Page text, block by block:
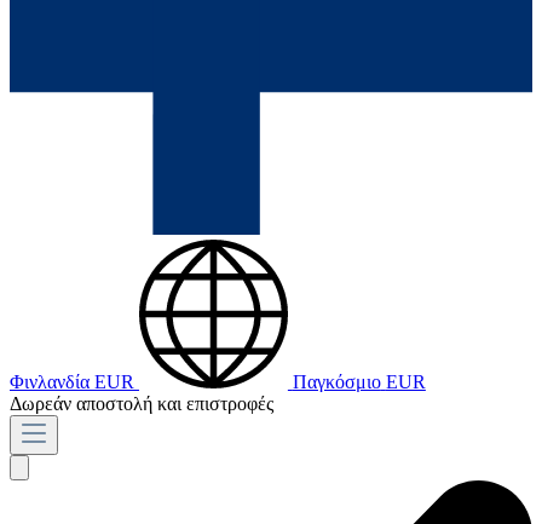
Φινλανδία EUR Παγκόσμιο EUR
Δωρεάν αποστολή και επιστροφές